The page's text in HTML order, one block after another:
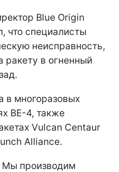
Blue Origin
что специалисты
неисправность,
ракету в огненный
в многоразовых
BE-4, также
Vulcan Centaur
Alliance.
Мы производим